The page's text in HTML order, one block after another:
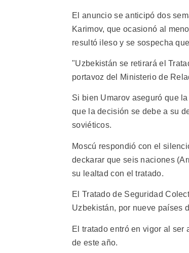
El anuncio se anticipó dos
Karimov, que ocasionó al
resultó ileso y se sospecha
"Uzbekistán se retirará el
portavoz del Ministerio de
Si bien Umarov aseguró que
que la decisión se debe a su
soviéticos.
Moscú respondió con el
deckarar que seis naciones
su lealtad con el tratado.
El Tratado de Seguridad
Uzbekistán, por nueve países
El tratado entró en vigor al ser
de este año.